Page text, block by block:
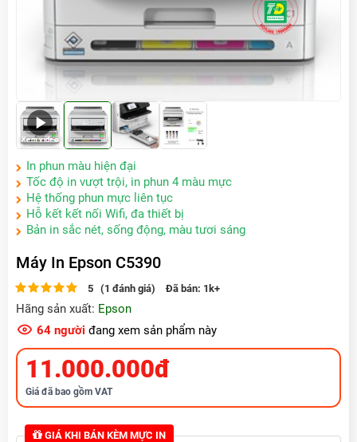
Xem video
In phun màu hiện đại
Tốc độ in vượt trội, in phun 4 màu mực
Hệ thống phun mực liên tục
Hỗ kết kết nối Wifi, đa thiết bị
Bản in sắc nét, sống động, màu tươi sáng
Máy In Epson C5390
5 (1 đánh giá) Đã bán: 1k+
Hãng sản xuất: Epson
64 người đang xem sản phẩm này
11.000.000đ
Giá đã bao gồm VAT
GIÁ KHI BÁN KÈM MỰC IN